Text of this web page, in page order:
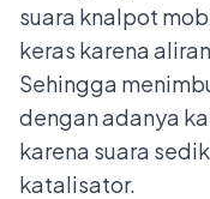
suara knalpot
keras karena
Sehingga
dengan adanya
karena suara
katalisator.